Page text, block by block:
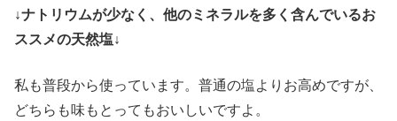
↓ナトリウムが少なく、他のミネラルを多く含んでいるお
ススメの天然塩↓
私も普段から使っています。普通の塩よりお高めですが、
どちらも味もとってもおいしいですよ。